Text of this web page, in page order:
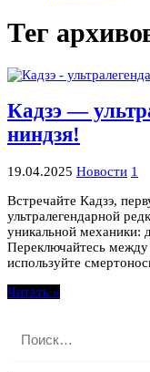
Тег
Кадзэ —
ниндзя!
19.04.2025 Новости 1
Встречайте Кадзэ,
ультралегендарной
уникальной механики:
Переключайтесь
используйте
Читать »